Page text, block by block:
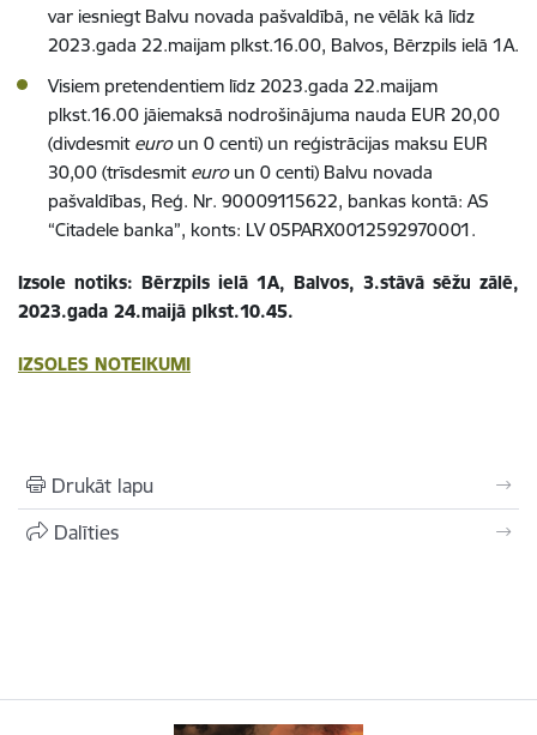
var iesniegt Balvu novada pašvaldībā, ne vēlāk kā līdz
2023.gada 22.maijam plkst.16.00, Balvos, Bērzpils ielā 1A.
Visiem pretendentiem līdz 2023.gada 22.maijam
plkst.16.00 jāiemaksā nodrošinājuma nauda EUR 20,00
(divdesmit euro un 0 centi) un reģistrācijas maksu EUR
30,00 (trīsdesmit euroun 0 centi) Balvu novada
pašvaldības, Reģ. Nr. 90009115622, bankas kontā: AS
“Citadele banka”, konts: LV 05PARX0012592970001.
Izsole notiks: Bērzpils ielā 1A, Balvos, 3.stāvā sēžu zālē,
2023.gada 24.maijā plkst.10.45.
IZSOLES NOTEIKUMI
Drukāt lapu
Dalīties